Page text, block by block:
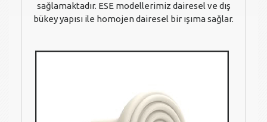
sağlamaktadır. ESE modellerimiz dairesel ve dış
bükey yapısı ile homojen dairesel bir ışıma sağlar.